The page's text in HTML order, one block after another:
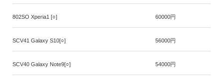
802SO Xperia1 [○] 60000円
SCV41 Galaxy S10[○] 56000円
SCV40 Galaxy Note9[○] 54000円